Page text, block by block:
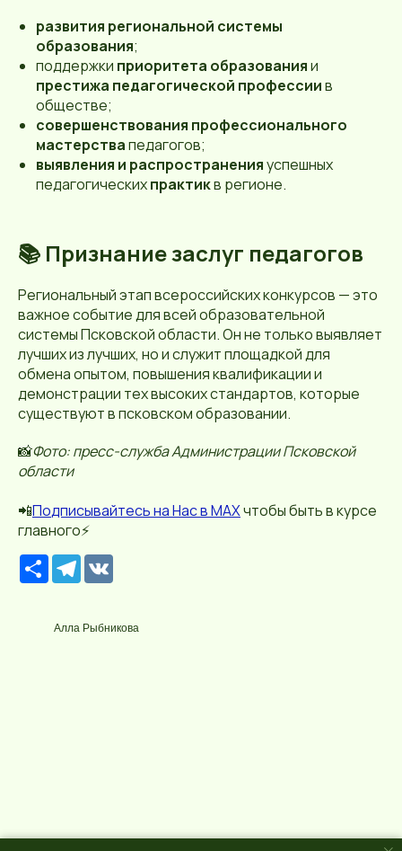
развития региональной системы
образования;
поддержки приоритета образованияи
престижа педагогической профессиив
обществе;
совершенствования профессионального
мастерствапедагогов;
выявления и распространенияуспешных
педагогическихпрактикв регионе.
📚 Признание заслуг педагогов
Региональный этап всероссийских конкурсов — это
важное событие для всей образовательной
системы Псковской области. Он не только выявляет
лучших из лучших, но и служит площадкой для
обмена опытом, повышения квалификации и
демонстрации тех высоких стандартов, которые
существуют в псковском образовании.
📸Фото: пресс-служба Администрации Псковской
области
📲Подписывайтесьна Нас в МАХчтобы быть в курсе
главного⚡️
Р
е
р
с
T
e
g
r
Алла Рыбникова